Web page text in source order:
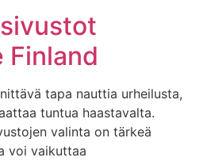
tapa nauttia urheilusta,
tuntua haastavalta.
valinta on tärkeä
voi vaikuttaa